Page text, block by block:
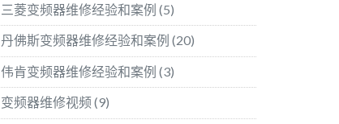
三菱变频器维修经验和案例 (5)
丹佛斯变频器维修经验和案例 (20)
伟肯变频器维修经验和案例 (3)
变频器维修视频(9)